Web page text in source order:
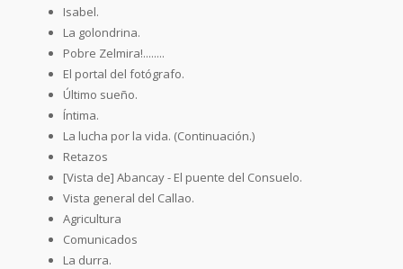
Isabel.
La golondrina.
Pobre Zelmira!........
El portal del fotógrafo.
Último sueño.
Íntima.
La lucha por la vida. (Continuación.)
Retazos
[Vista de] Abancay - El puente del Consuelo.
Vista general del Callao.
Agricultura
Comunicados
La durra.